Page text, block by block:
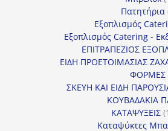
Πατητήρια
Εξοπλισμός
Εξοπλισμός Catering -
ΕΠΙΤΡΑΠΕΖΙΟΣ
ΕΙΔΗ ΠΡΟΕΤΟΙΜΑΣΙΑΣ
ΦΟΡΜΕΣ
ΣΚΕΥΗ ΚΑΙ ΕΙΔΗ
ΚΟΥΒΑΔΑΚΙΑ
ΚΑΤΑΨΥΞΕΙΣ
Καταψύκτες